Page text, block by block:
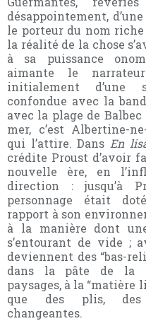
désappointement,
le porteur du nom
la réalité de la chose
à sa puissance
aimante le
initialement d’une
confondue avec la
avec la plage de
mer, c’est Albertine-
qui l’attire. Dans En
crédite Proust d’avoir
nouvelle ère, en
direction : jusqu’à
personnage était
rapport à son
à la manière dont
s’entourant de vide ;
deviennent des “bas-
dans la pâte de la
paysages, à la
que des plis, des
changeantes.